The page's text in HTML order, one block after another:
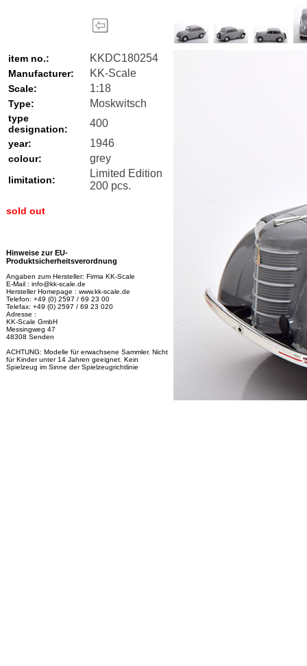
item no.: KKDC180254
Manufacturer: KK-Scale
Scale: 1:18
Type: Moskwitsch
type
designation:
400
year: 1946
colour: grey
limitation:
Limited Edition
200 pcs.
sold out
Hinweise zur EU-
Produktsicherheitsverordnung
Angaben zum Hersteller: Firma KK-Scale
E-Mail : info@kk-scale.de
Hersteller Homepage : www.kk-scale.de
Telefon: +49 (0) 2597 / 69 23 00
Telefax: +49 (0) 2597 / 69 23 020
Adresse :
KK-Scale GmbH
Messingweg 47
48308 Senden
ACHTUNG: Modelle für erwachsene Sammler. Nicht
für Kinder unter 14 Jahren geeignet. Kein
Spielzeug im Sinne der Spielzeugrichtlinie